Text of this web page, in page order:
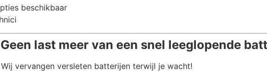
beschikbaar
last meer van een snel leeglopende
vervangen versleten batterijen terwijl je wacht!